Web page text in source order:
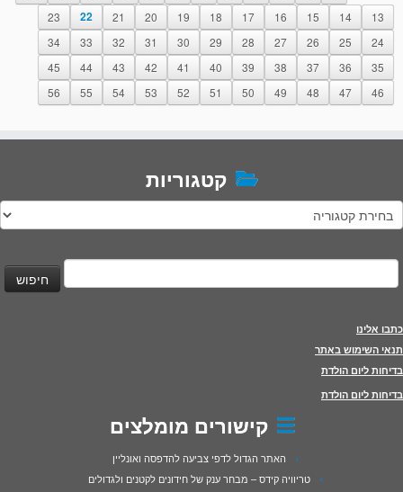
13
14
15
16
17
18
19
20
21
22
23
24
25
26
27
28
29
30
31
32
33
34
35
36
37
38
39
40
41
42
43
44
45
46
47
48
49
50
51
52
53
54
55
56
קטגוריות
קטגוריות
כתבו אלינו
תנאי השימוש באתר
בדיחות ליום הולדת
בדיחות ליום הולדת
קישורים מומלצים
האתר הגדול לדפי צביעה להדפסה ואונליין
טריוויה קידס – מבחר ענק של חידונים לקטנים ולגדולים